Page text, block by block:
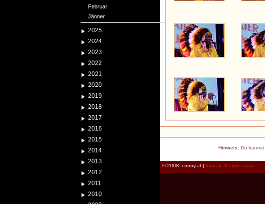
Februar
Jänner
2025
2024
2023
2022
2021
2020
2019
2018
2017
2016
2015
2014
2013
2012
2011
2010
Hinweis:Du kannst
© 2008: conny.at | kontakt & impressum